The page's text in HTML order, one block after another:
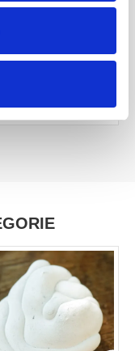
zanelor ( menilit )